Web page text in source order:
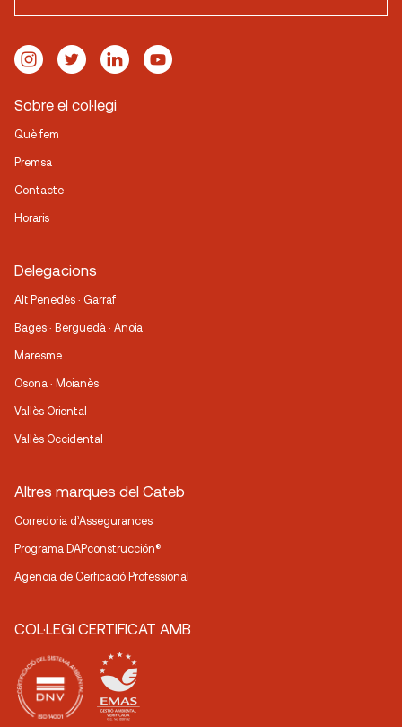
Sobre el col·legi
Què fem
Premsa
Contacte
Horaris
Delegacions
Alt Penedès · Garraf
Bages · Berguedà · Anoia
Maresme
Osona · Moianès
Vallès Oriental
Vallès Occidental
Altres marques del Cateb
Corredoria d’Assegurances
Programa DAPconstrucción®
Agencia de Cerficació Professional
COL·LEGI CERTIFICAT AMB